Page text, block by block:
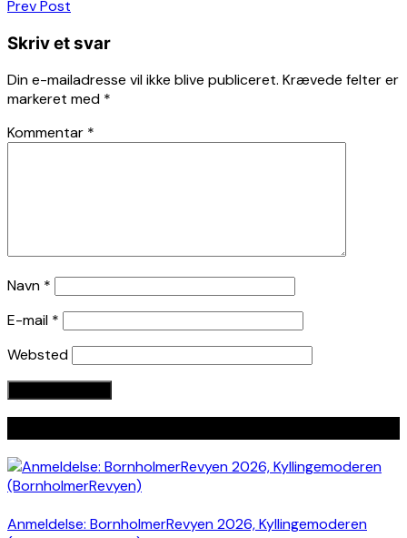
Indlægsnavigation
Prev Post
Skriv et svar
Din e-mailadresse vil ikke blive publiceret. Krævede felter er
markeret med *
Kommentar *
Navn *
E-mail *
Websted
Anmeldelse: BornholmerRevyen 2026, Kyllingemoderen